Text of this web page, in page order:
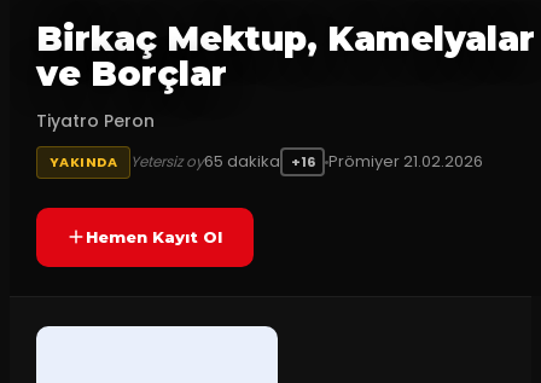
Birkaç Mektup, Kamelyalar
ve Borçlar
Tiyatro Peron
YAKINDA Yetersiz oy65 dakika +16 Prömiyer 21.02.2026
Hemen Kayıt Ol